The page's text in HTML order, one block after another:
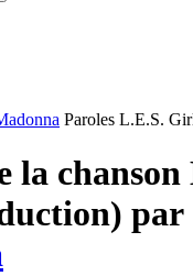
Paroles L.E.S.
la chanson
par